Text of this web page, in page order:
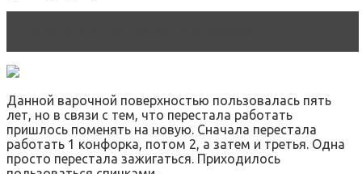
Данной варочной поверхностью пользовалась пять
лет, но в связи с тем, что перестала работать
пришлось поменять на новую. Сначала перестала
работать 1 конфорка, потом 2, а затем и третья. Одна
просто перестала зажигаться. Приходилось